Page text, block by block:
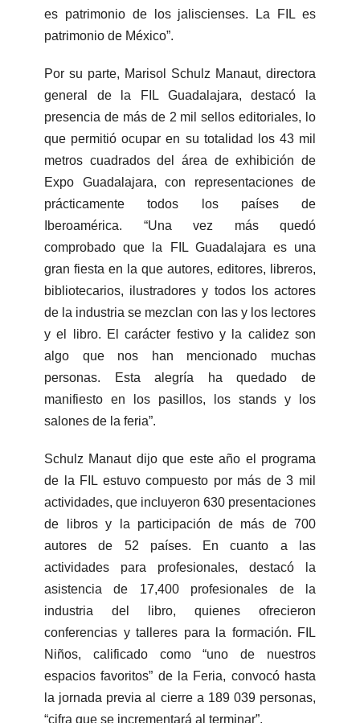
es patrimonio de los jaliscienses. La FIL es
patrimonio de México”.
Por su parte, Marisol Schulz Manaut, directora
general de la FIL Guadalajara, destacó la
presencia de más de 2 mil sellos editoriales, lo
que permitió ocupar en su totalidad los 43 mil
metros cuadrados del área de exhibición de
Expo Guadalajara, con representaciones de
prácticamente todos los países de
Iberoamérica. “Una vez más quedó
comprobado que la FIL Guadalajara es una
gran fiesta en la que autores, editores, libreros,
bibliotecarios, ilustradores y todos los actores
de la industria se mezclan con las y los lectores
y el libro. El carácter festivo y la calidez son
algo que nos han mencionado muchas
personas. Esta alegría ha quedado de
manifiesto en los pasillos, los stands y los
salones de la feria”.
Schulz Manaut dijo que este año el programa
de la FIL estuvo compuesto por más de 3 mil
actividades, que incluyeron 630 presentaciones
de libros y la participación de más de 700
autores de 52 países. En cuanto a las
actividades para profesionales, destacó la
asistencia de 17,400 profesionales de la
industria del libro, quienes ofrecieron
conferencias y talleres para la formación. FIL
Niños, calificado como “uno de nuestros
espacios favoritos” de la Feria, convocó hasta
la jornada previa al cierre a 189 039 personas,
“cifra que se incrementará al terminar”.